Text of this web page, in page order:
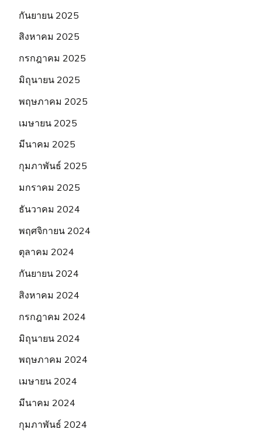
กันยายน 2025
สิงหาคม 2025
กรกฎาคม 2025
มิถุนายน 2025
พฤษภาคม 2025
เมษายน 2025
มีนาคม 2025
กุมภาพันธ์ 2025
มกราคม 2025
ธันวาคม 2024
พฤศจิกายน 2024
ตุลาคม 2024
กันยายน 2024
สิงหาคม 2024
กรกฎาคม 2024
มิถุนายน 2024
พฤษภาคม 2024
เมษายน 2024
มีนาคม 2024
กุมภาพันธ์ 2024